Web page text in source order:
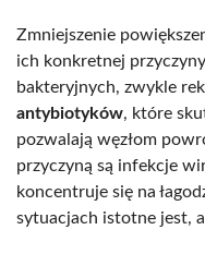
Zmniejszenie
ich konkretnej
bakteryjnych, zwykle
antybiotyków, które
pozwalają węzłom
przyczyną są infekcje
koncentruje się na
sytuacjach istotne jest,